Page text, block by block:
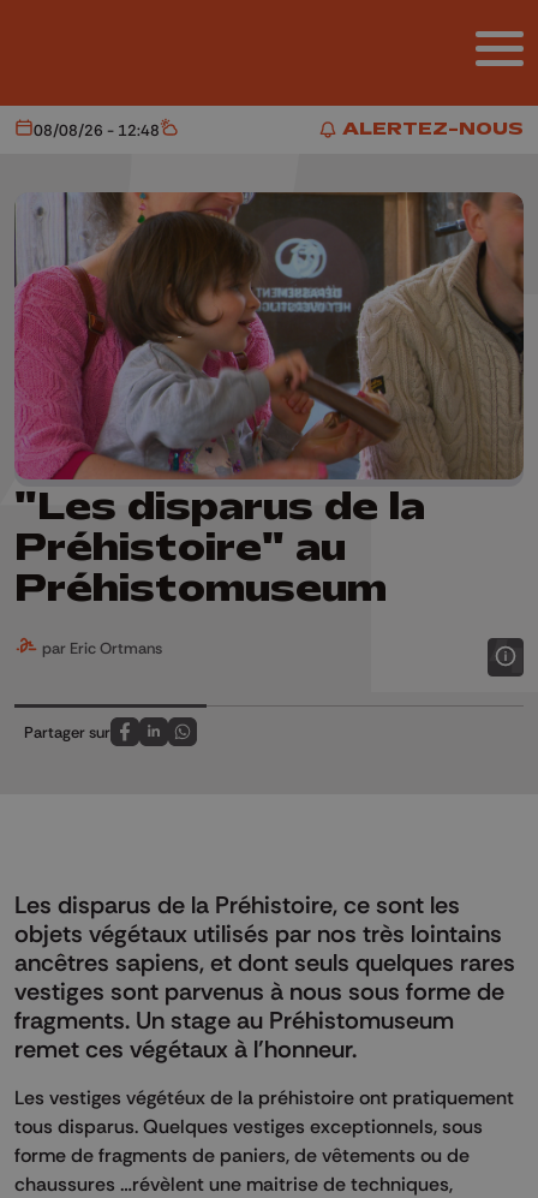
ALERTEZ-NOUS
ALERTEZ-NOUS
Aujourd'hui
08/08/26 - 12:48 Météo
"Les disparus de la
Préhistoire" au
Préhistomuseum
par Eric Ortmans
Partager sur
Partagez sur FaceBook
Partagez sur LinkedIn
Partagez sur Whatsapp
Les disparus de la Préhistoire, ce sont les
objets végétaux utilisés par nos très lointains
ancêtres sapiens, et dont seuls quelques rares
vestiges sont parvenus à nous sous forme de
fragments. Un stage au Préhistomuseum
remet ces végétaux à l'honneur.
Les vestiges végétéux de la préhistoire ont pratiquement
tous disparus. Quelques vestiges exceptionnels, sous
forme de fragments de paniers, de vêtements ou de
chaussures …révèlent une maitrise de techniques,